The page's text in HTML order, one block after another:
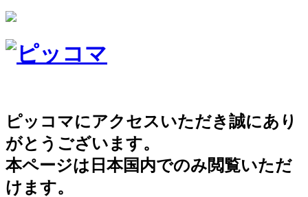
ピッコマにアクセスいただき誠にあり
がとうございます。
本ページは日本国内でのみ閲覧いただ
けます。